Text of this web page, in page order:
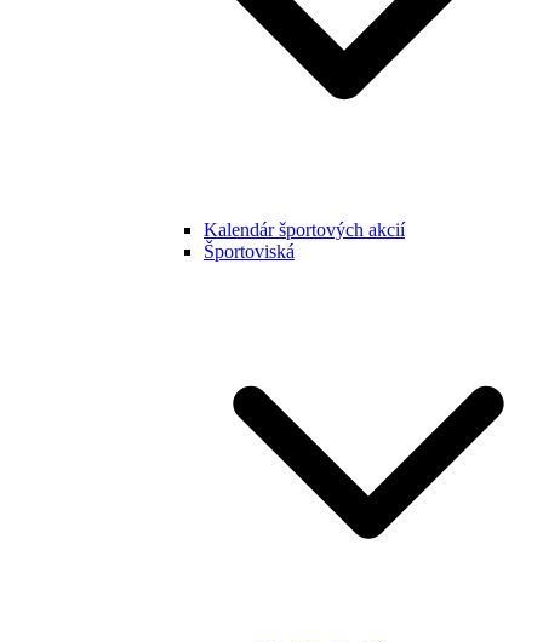
Kalendár športových akcií
Športoviská